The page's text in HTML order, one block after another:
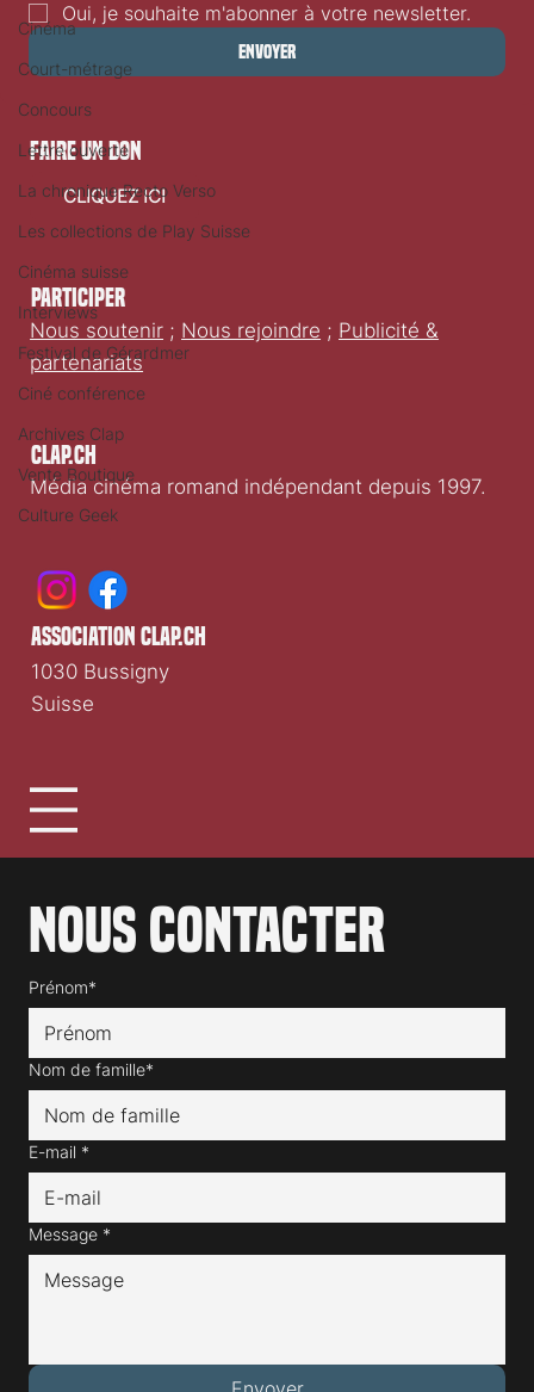
Cinéma
Court-métrage
Concours
Lettre ouverte
La chronique Recto Verso
Les collections de Play Suisse
Cinéma suisse
Interviews
Festival de Gérardmer
Ciné conférence
Archives Clap
Vente Boutique
Culture Geek
Oui, je souhaite m'abonner à votre newsletter.
Envoyer
Clap.ch
Média cinéma romand indépendant depuis 1997.
Participer
Nous soutenir ; Nous rejoindre ; Publicité &
partenariats
Nous contacter
Prénom*
Nom de famille*
E-mail *
Message *
faire un don
CLIQUEZ ICI
association clap.ch
1030 Bussigny
Suisse